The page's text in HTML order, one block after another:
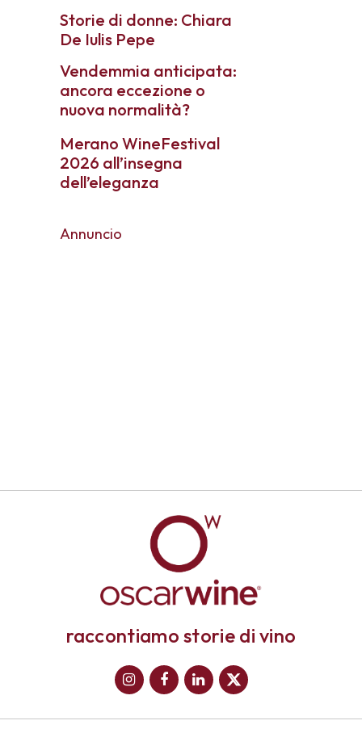
Storie di donne: Chiara
De Iulis Pepe
Vendemmia anticipata:
ancora eccezione o
nuova normalità?
Merano WineFestival
2026 all’insegna
dell’eleganza
Annuncio
raccontiamo storie di vino